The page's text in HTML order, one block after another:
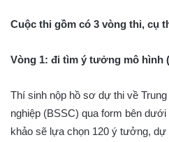
Cuộc thi gồm có 3 vòng thi, cụ
Vòng 1: đi tìm ý tưởng mô hình
Thí sinh nộp hồ sơ dự thi về
nghiệp (BSSC) qua form bên
khảo sẽ lựa chọn 120 ý tưởng, dự